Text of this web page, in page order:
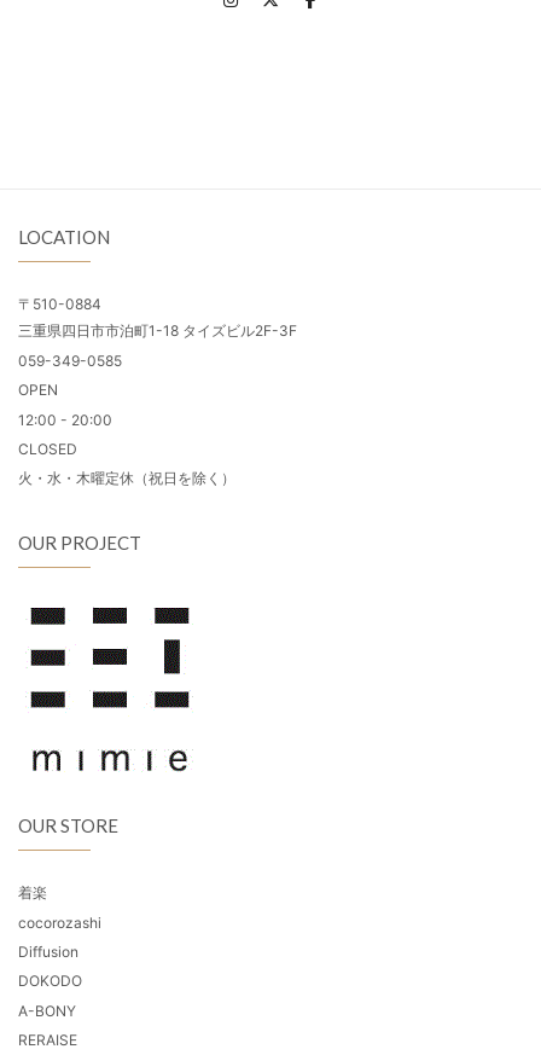
LOCATION
〒510-0884
三重県四日市市泊町1-18 タイズビル2F-3F
059-349-0585
OPEN
12:00 - 20:00
CLOSED
火・水・木曜定休（祝日を除く）
OUR PROJECT
OUR STORE
着楽
cocorozashi
Diffusion
DOKODO
A-BONY
RERAISE